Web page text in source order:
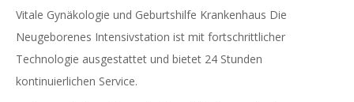
Vitale Gynäkologie und Geburtshilfe Krankenhaus Die
Neugeborenes Intensivstation ist mit fortschrittlicher
Technologie ausgestattet und bietet 24 Stunden
kontinuierlichen Service.